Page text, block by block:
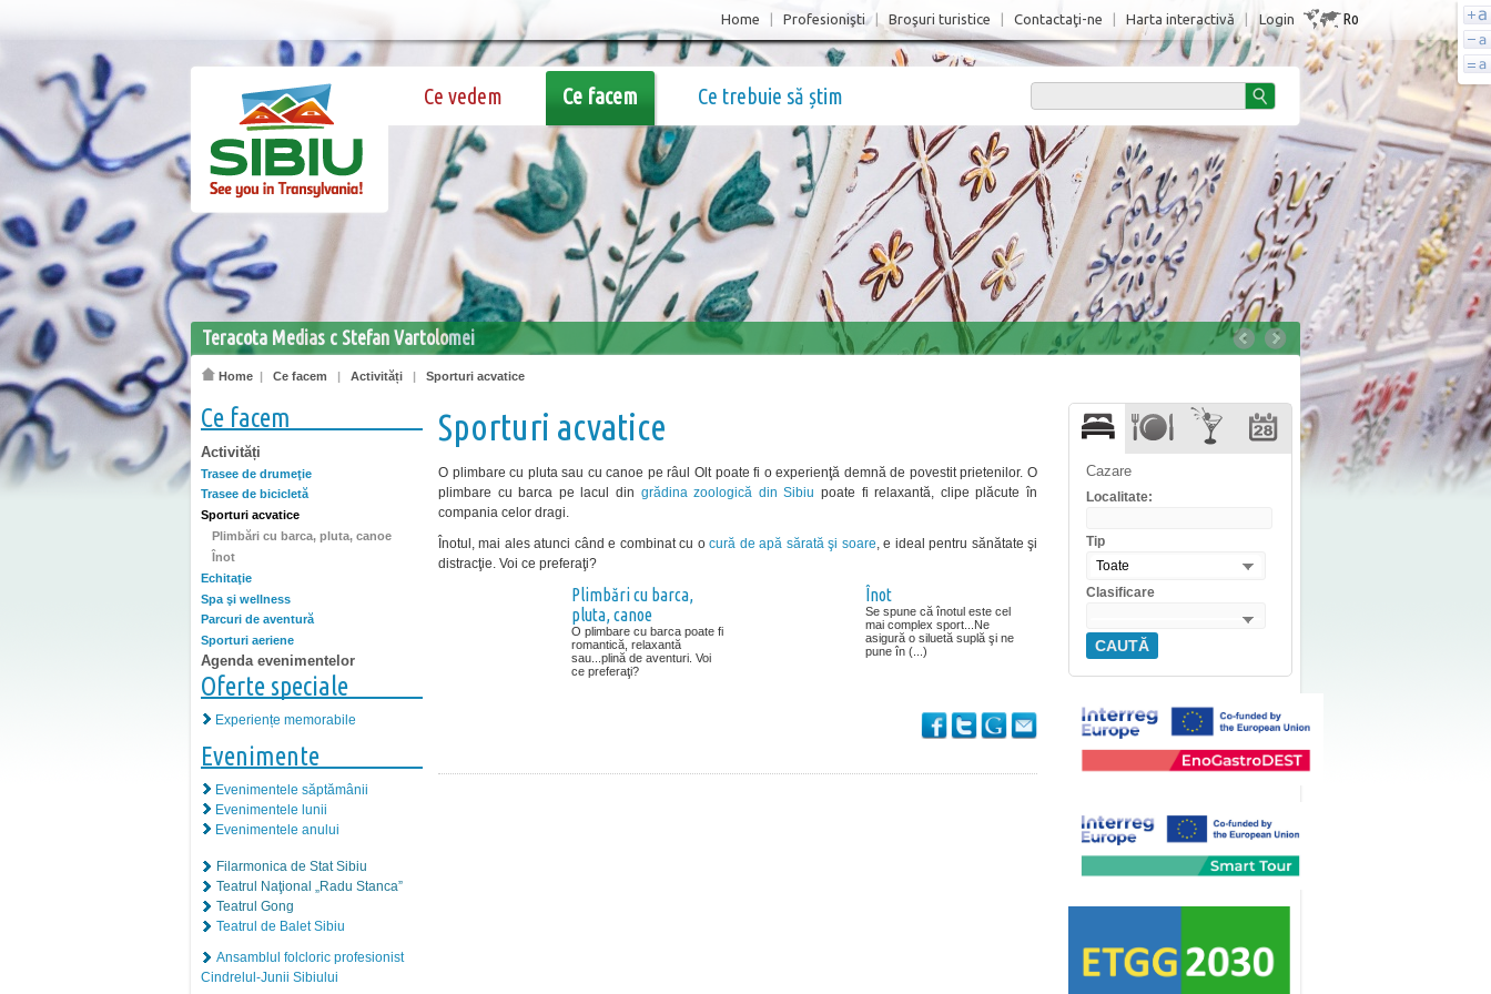
Login Ro
Home Profesionişti Broşuri turistice Contactaţi-ne Harta interactivă
Ce vedem Ce facem Ce trebuie să știm
Teracota Medias c Stefan Vartolomei
Home | Ce facem | Activități | Sporturi acvatice
Ce facem
Activități
Trasee de drumeţie
Trasee de bicicletă
Sporturi acvatice
Plimbări cu barca, pluta, canoe
Înot
Echitaţie
Spa şi wellness
Parcuri de aventură
Sporturi aeriene
Agenda evenimentelor
Oferte speciale
Experiențe memorabile
Evenimente
Evenimentele săptămânii
Evenimentele lunii
Evenimentele anului
Filarmonica de Stat Sibiu
Teatrul Naţional „Radu Stanca”
Teatrul Gong
Teatrul de Balet Sibiu
Ansamblul folcloric profesionist
Cindrelul-Junii Sibiului
Sporturi acvatice
O plimbare cu pluta sau cu canoe pe râul Olt poate fi o experienţă demnă de povestit prietenilor. O
plimbare cu barca pe lacul din grădina zoologică din Sibiu poate fi relaxantă, clipe plăcute în
compania celor dragi.
Înotul, mai ales atunci când e combinat cu ocură de apă sărată şi soare, e ideal pentru sănătate şi
distracţie. Voi ce preferaţi?
Plimbări cu barca,
pluta, canoe
O plimbare cu barca poate fi
romantică, relaxantă
sau...plină de aventuri. Voi
ce preferaţi?
Înot
Se spune că înotul este cel
mai complex sport...Ne
asigură o siluetă suplă şi ne
pune în (...)
Cazare
Localitate:
Tip
Toate
Clasificare
CAUTĂ